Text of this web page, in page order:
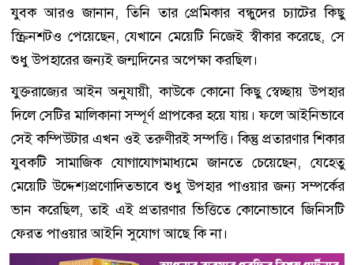
যুবক আরও জানান, তিনি তার প্রেমিকার বন্ধুদের চ্যাটের কিছু
স্ক্রিনশটও পেয়েছেন, যেখানে মেয়েটি নিজেই স্বীকার করেছে, সে
শুধু উপহারের জন্যই জন্মদিনের অপেক্ষা করছিল।
যুক্তরাজ্যের আইন অনুযায়ী, কাউকে কোনো কিছু স্বেচ্ছায় উপহার
দিলে সেটির মালিকানা সম্পূর্ণ প্রাপকের হয়ে যায়। ফলে আইনিভাবে
সেই কম্পিউটার এখন ওই তরুণীরই সম্পত্তি। কিন্তু প্রতারণার শিকার
যুবকটি সামাজিক যোগাযোগমাধ্যমে জানতে চেয়েছেন, যেহেতু
মেয়েটি উদ্দেশ্যপ্রণোদিতভাবে শুধু উপহার পাওয়ার জন্য সম্পর্কের
ভান করেছিল, তাই এই প্রতারণার ভিত্তিতে কোনোভাবে জিনিসটি
ফেরত পাওয়ার আইনি সুযোগ আছে কি না।